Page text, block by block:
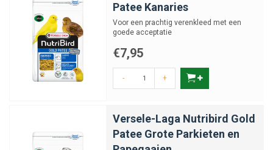
Patee Kanaries
Voor een prachtig verenkleed met een
goede acceptatie
€7,95
- +
Versele-Laga Nutribird Gold
Patee Grote Parkieten en